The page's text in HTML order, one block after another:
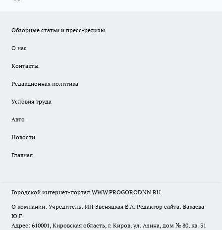
Обзорные статьи и пресс-релизы
О нас
Контакты
Редакционная политика
Условия труда
Авто
Новости
Главная
Городской интернет-портал WWW.PROGORODNN.RU
О компании: Учредитель: ИП Звеняцкая Е.А. Редактор сайта: Бакаева
Ю.Г.
Адрес: 610001, Кировская область, г. Киров, ул. Азина, дом № 80, кв. 31